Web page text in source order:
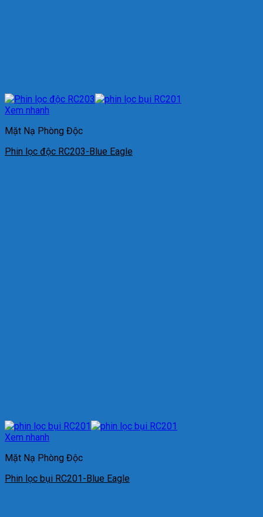
Xem nhanh
Mặt Nạ Phòng Độc
Phin lọc độc RC203-Blue Eagle
Xem nhanh
Mặt Nạ Phòng Độc
Phin lọc bụi RC201-Blue Eagle